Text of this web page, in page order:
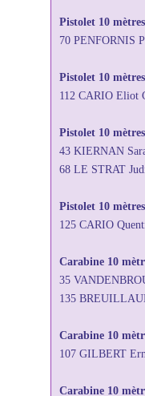
Pistolet 10
70 PENFORNIS
Pistolet 10
112 CARIO Eliot
Pistolet 10
43 KIERNAN
68 LE STRAT
Pistolet 10
125 CARIO
Carabine 10
35
135
Carabine 10
107 GILBERT
Carabine 10